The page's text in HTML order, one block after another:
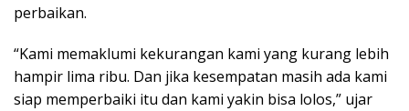
perbaikan.
“Kami memaklumi kekurangan kami yang kurang lebih
hampir lima ribu. Dan jika kesempatan masih ada kami
siap memperbaiki itu dan kami yakin bisa lolos,” ujar